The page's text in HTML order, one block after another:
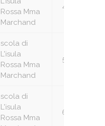
Rossa Mma
Marchand
4
scola di
L'isula
Rossa Mma
Marchand
5
scola di
L'isula
Rossa Mma
6